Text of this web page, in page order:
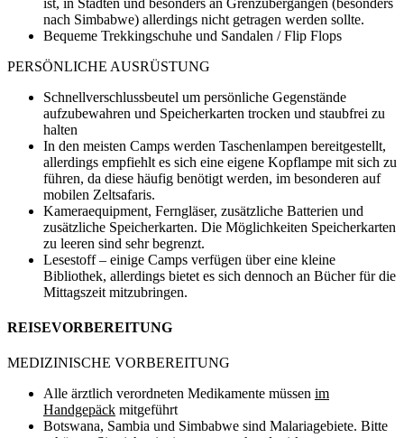
nach Simbabwe) allerdings nicht getragen werden sollte.
Bequeme Trekkingschuhe und Sandalen / Flip Flops
PERSÖNLICHE AUSRÜSTUNG
Schnellverschlussbeutel um persönliche Gegenstände
aufzubewahren und Speicherkarten trocken und staubfrei zu
halten
In den meisten Camps werden Taschenlampen bereitgestellt,
allerdings empfiehlt es sich eine eigene Kopflampe mit sich zu
führen, da diese häufig benötigt werden, im besonderen auf
mobilen Zeltsafaris.
Kameraequipment, Ferngläser, zusätzliche Batterien und
zusätzliche Speicherkarten. Die Möglichkeiten Speicherkarten
zu leeren sind sehr begrenzt.
Lesestoff – einige Camps verfügen über eine kleine
Bibliothek, allerdings bietet es sich dennoch an Bücher für die
Mittagszeit mitzubringen.
REISEVORBEREITUNG
MEDIZINISCHE VORBEREITUNG
Alle ärztlich verordneten Medikamente müssen im
Handgepäck mitgeführt
Botswana, Sambia und Simbabwe sind Malariagebiete. Bitte